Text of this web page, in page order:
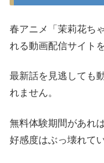
春アニメ「茉莉花ち
れる動画配信サイト
最新話を見逃しても
れません。
無料体験期間があれ
好感度はぶっ壊れて